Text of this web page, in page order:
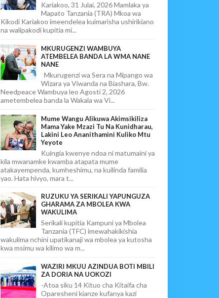
Kariakoo, 31 Julai, 2026 Mamlaka ya
Mapato Tanzania (TRA) Mkoa wa
Kikodi Kariakoo imeendelea kuimarisha ushirikiano
na walipakodi kupitia mi...
MKURUGENZI WAMBUYA
ATEMBELEA BANDA LA WMA NANE
NANE
Mkurugenzi wa Sera na Mipango wa
Wizara ya Viwanda na Biashara, Bw.
Needpeace Wambuya leo Agosti 2, 2026
ametembelea banda la Wakala wa Vi...
Mume Wangu Alikuwa Akimsikiliza
Mama Yake Mzazi Tu Na Kunidharau,
Lakini Leo Ananithamini Kuliko Mtu
Yeyote
Kuingia kwenye ndoa ni matumaini ya
kila mwanamke kwamba atapata mume
atakayempenda, kumheshimu, na kuilinda familia
yao. Hata hivyo, mara t...
RUZUKU YA SERIKALI YAPUNGUZA
GHARAMA ZA MBOLEA KWA
WAKULIMA
Serikali kupitia Kampuni ya Mbolea
Tanzania (TFC) imewahakikishia
wakulima nchini upatikanaji wa mbolea ya kutosha
kwa msimu wa kilimo wa m...
WAZIRI MKUU AZINDUA BOTI MBILI
ZA DORIA NA UOKOZI
-Atoa siku 14 Kituo cha Kitaifa cha
Oparesheni kianze kufanya kazi